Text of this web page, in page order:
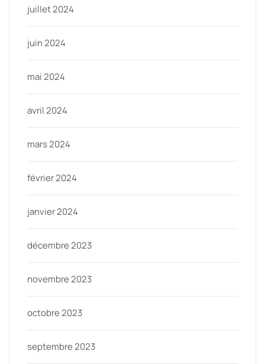
juillet 2024
juin 2024
mai 2024
avril 2024
mars 2024
février 2024
janvier 2024
décembre 2023
novembre 2023
octobre 2023
septembre 2023